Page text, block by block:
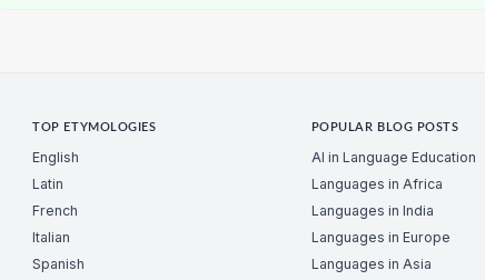
TOP ETYMOLOGIES
English
Latin
French
Italian
Spanish
POPULAR BLOG POSTS
AI in Language Education
Languages in Africa
Languages in India
Languages in Europe
Languages in Asia